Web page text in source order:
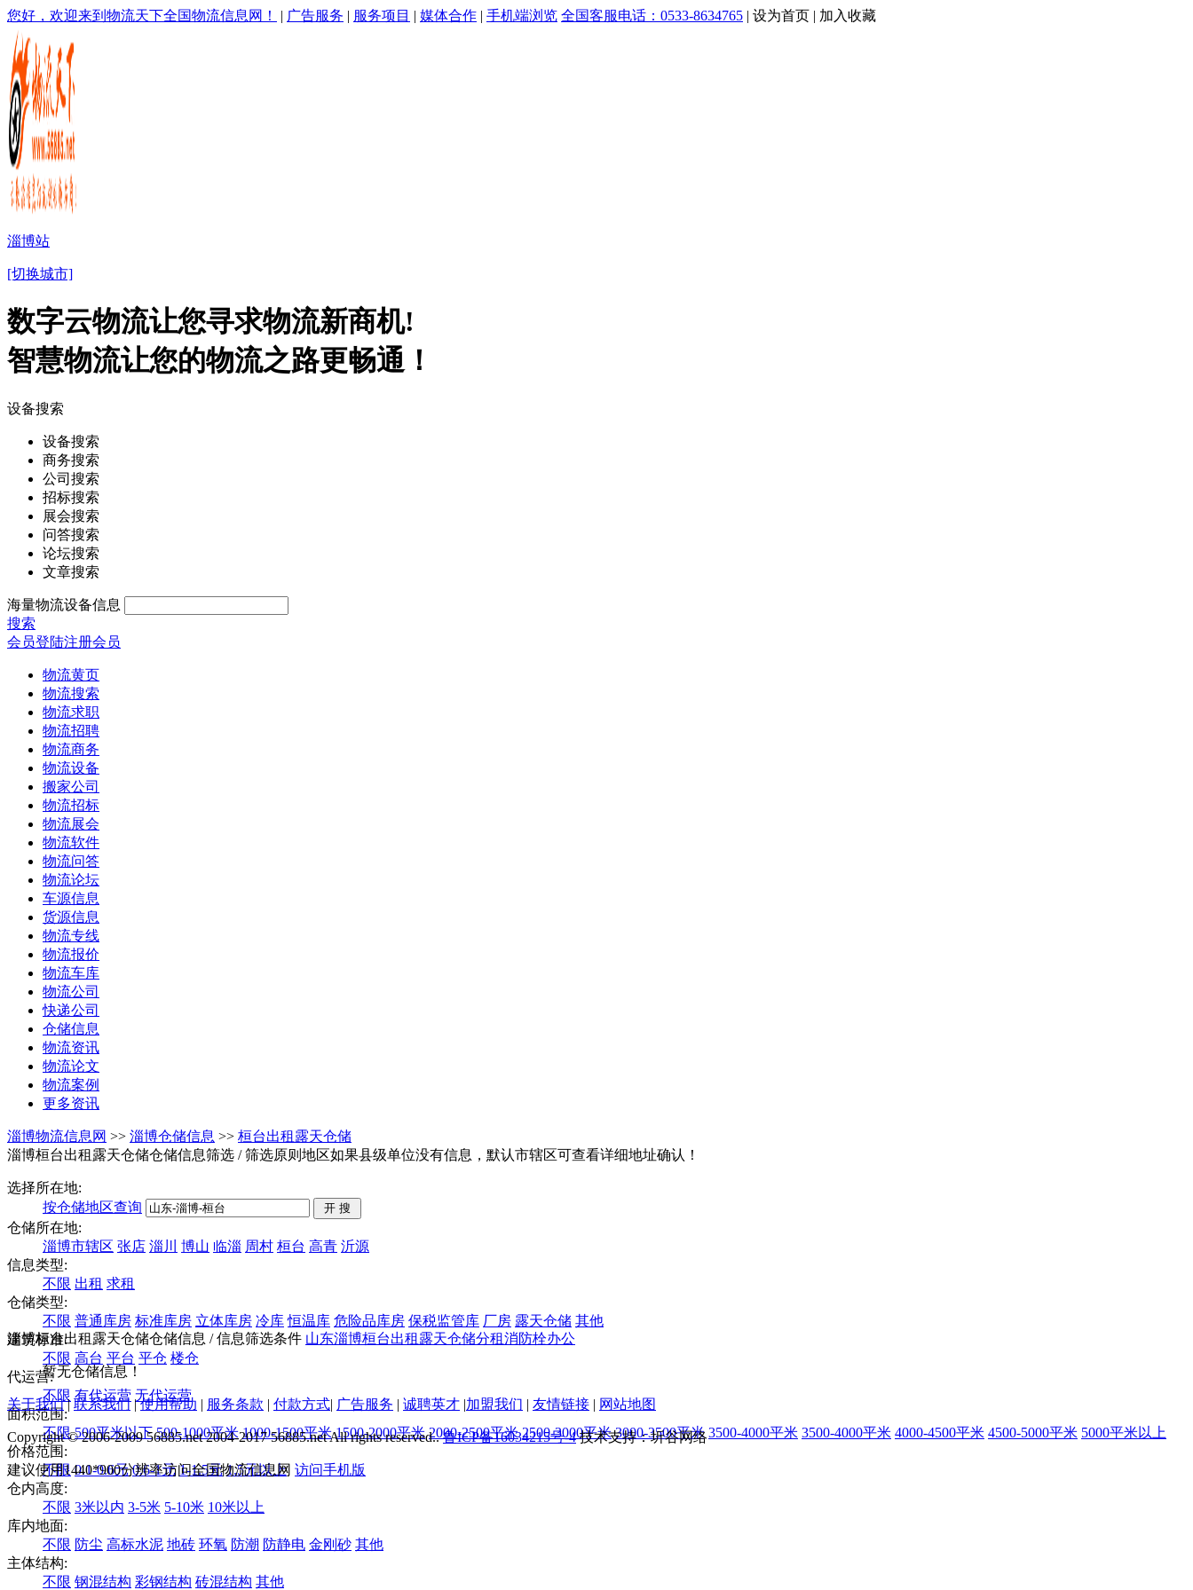
您好，欢迎来到物流天下全国物流信息网！ | 广告服务 | 服务项目 | 媒体合作 | 手机端浏览 全国客服电话：0533-8634765 | 设为首页 | 加入收藏
淄博站
[切换城市]
数字云物流让您寻求物流新商机!
智慧物流让您的物流之路更畅通！
设备搜索
设备搜索
商务搜索
公司搜索
招标搜索
展会搜索
问答搜索
论坛搜索
文章搜索
海量物流设备信息
搜索
会员登陆注册会员
物流黄页
物流搜索
物流求职
物流招聘
物流商务
物流设备
搬家公司
物流招标
物流展会
物流软件
物流问答
物流论坛
车源信息
货源信息
物流专线
物流报价
物流车库
物流公司
快递公司
仓储信息
物流资讯
物流论文
物流案例
更多资讯
淄博物流信息网 >> 淄博仓储信息 >> 桓台出租露天仓储
淄博桓台出租露天仓储仓储信息筛选 / 筛选原则地区如果县级单位没有信息，默认市辖区可查看详细地址确认！
选择所在地:
按仓储地区查询
仓储所在地:
淄博市辖区 张店 淄川 博山 临淄 周村 桓台 高青 沂源
信息类型:
不限 出租 求租
仓储类型:
不限 普通库房 标准库房 立体库房 冷库 恒温库 危险品库房 保税监管库 厂房 露天仓储 其他
建筑标准:
不限 高台 平台 平仓 楼仓
代运营:
不限 有代运营 无代运营
面积范围:
不限 500平米以下 500-1000平米 1000-1500平米 1500-2000平米 2000-2500平米 2500-3000平米 3000-3500平米 3500-4000平米 3500-4000平米 4000-4500平米 4500-5000平米 5000平米以上
价格范围:
不限 0.1-0.6元 0.6-1元 1-1.5元 1.5元以上
仓内高度:
不限 3米以内 3-5米 5-10米 10米以上
库内地面:
不限 防尘 高标水泥 地砖 环氧 防潮 防静电 金刚砂 其他
主体结构:
不限 钢混结构 彩钢结构 砖混结构 其他
淄博桓台出租露天仓储仓储信息 / 信息筛选条件 山东淄博桓台出租 露天仓储分租消防栓办公
暂无仓储信息！
关于我们|联系我们|使用帮助 | 服务条款 | 付款方式| 广告服务 | 诚聘英才 |加盟我们 | 友情链接 | 网站地图
Copyright © 2006-2009 56885.net 2004-2017 56885.net All rights reserved..鲁ICP备16034215号-4技术支持：圻谷网络
建议使用1440*900分辨率访问全国物流信息网 访问手机版